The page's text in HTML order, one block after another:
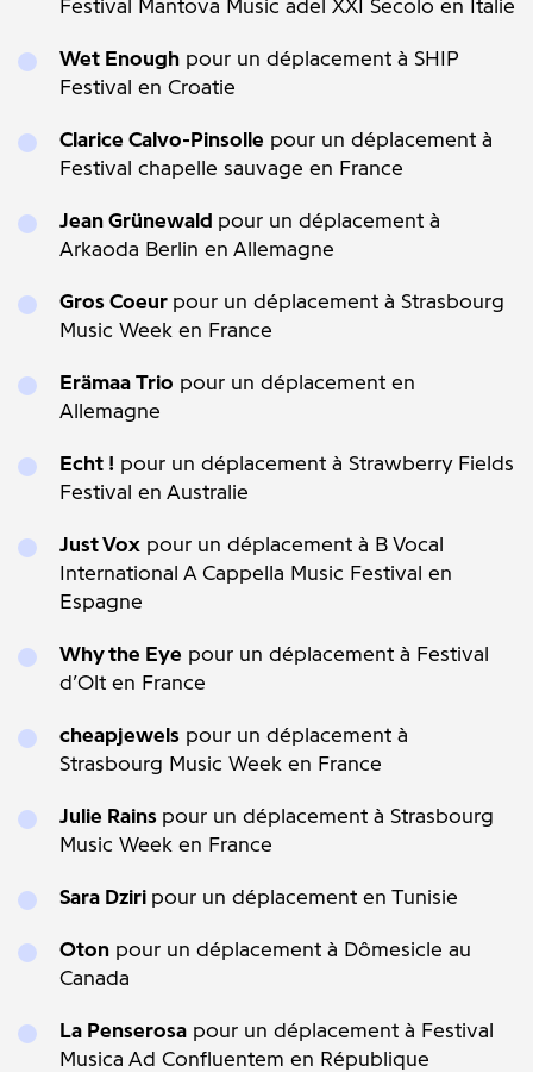
Festival Mantova Music adel XXI Secolo en Italie
Wet Enough pour un déplacement à SHIP
Festival en Croatie
Clarice Calvo-Pinsolle pour un déplacement à
Festival chapelle sauvage en France
Jean Grünewald pour un déplacement à
Arkaoda Berlin en Allemagne
Gros Coeur pour un déplacement à Strasbourg
Music Week en France
Erämaa Trio pour un déplacement en
Allemagne
Echt ! pour un déplacement à Strawberry Fields
Festival en Australie
Just Vox pour un déplacement à B Vocal
International A Cappella Music Festival en
Espagne
Why the Eye pour un déplacement à Festival
d’Olt en France
cheapjewels pour un déplacement à
Strasbourg Music Week en France
Julie Rains pour un déplacement à Strasbourg
Music Week en France
Sara Dziri pour un déplacement en Tunisie
Oton pour un déplacement à Dômesicle au
Canada
La Penserosa pour un déplacement à Festival
Musica Ad Confluentem en République